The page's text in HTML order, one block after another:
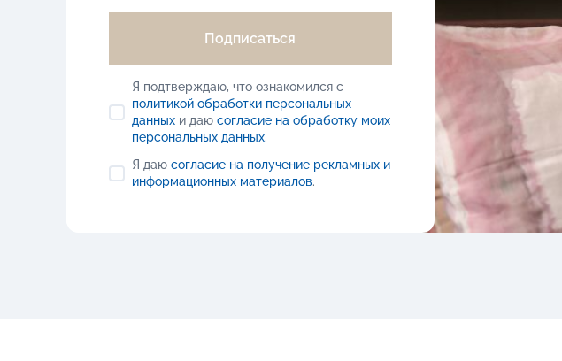
Подписаться
Я подтверждаю, что ознакомился с
политикой обработки персональных
данныхи даю согласие на обработку моих
персональных данных.
Я даю согласие на получение рекламных и
информационных материалов.